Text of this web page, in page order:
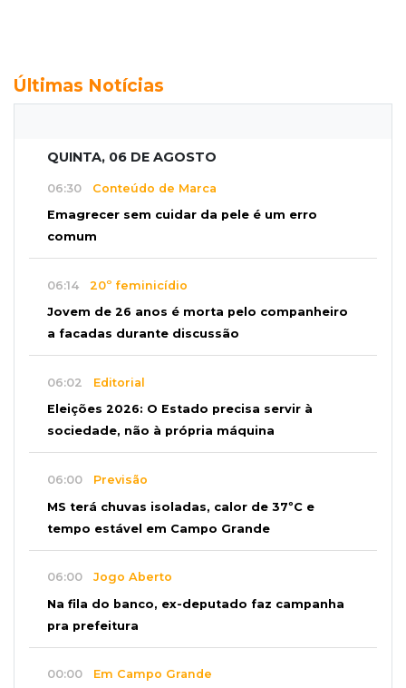
Últimas Notícias
QUINTA, 06 DE AGOSTO
06:30 Conteúdo de Marca
Emagrecer sem cuidar da pele é um erro
comum
06:14 20º feminicídio
Jovem de 26 anos é morta pelo companheiro
a facadas durante discussão
06:02 Editorial
Eleições 2026: O Estado precisa servir à
sociedade, não à própria máquina
06:00 Previsão
MS terá chuvas isoladas, calor de 37ºC e
tempo estável em Campo Grande
06:00 Jogo Aberto
Na fila do banco, ex-deputado faz campanha
pra prefeitura
00:00 Em Campo Grande